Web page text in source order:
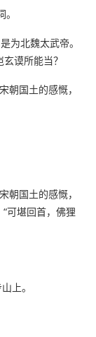
为北魏太武帝。
谟所能当？
朝国土的感慨，
朝国土的感慨，
可堪回首，佛狸
上。